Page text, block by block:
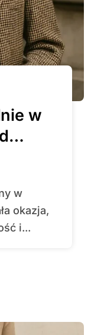
w
okazja,
i...